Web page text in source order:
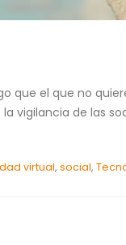
que el que no
vigilancia de las
virtual, social,